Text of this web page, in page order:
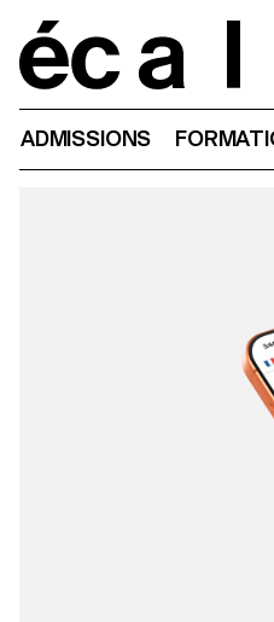
ADMISSIONS